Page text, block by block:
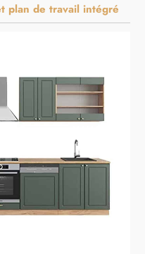
plan de travail intégré